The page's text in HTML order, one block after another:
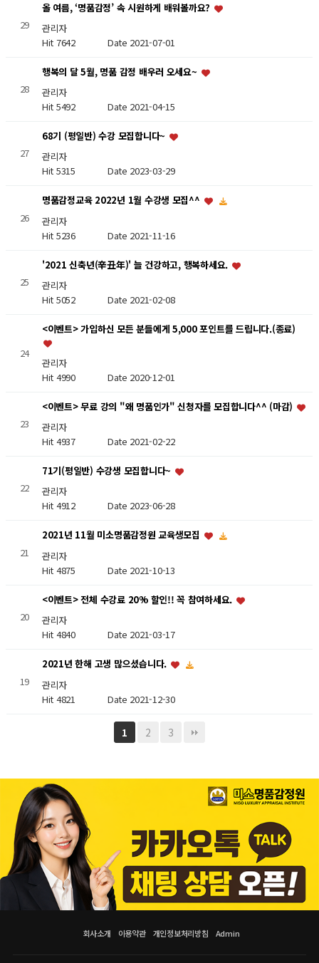
29
올 여름, ‘명품감정’ 속 시원하게 배워볼까요?
관리자
Hit 7642 Date 2021-07-01
28
행복의 달 5월, 명품 감정 배우러 오세요~
관리자
Hit 5492 Date 2021-04-15
27
68기 (평일반) 수강 모집합니다~
관리자
Hit 5315 Date 2023-03-29
26
명품감정교육 2022년 1월 수강생 모집^^
관리자
Hit 5236 Date 2021-11-16
25
'2021 신축년(辛丑年)' 늘 건강하고, 행복하세요.
관리자
Hit 5052 Date 2021-02-08
24
<이벤트> 가입하신 모든 분들에게 5,000 포인트를 드립니다.(종료)
관리자
Hit 4990 Date 2020-12-01
23
<이벤트> 무료 강의 "왜 명품인가" 신청자를 모집합니다^^ (마감)
관리자
Hit 4937 Date 2021-02-22
22
71기(평일반) 수강생 모집합니다~
관리자
Hit 4912 Date 2023-06-28
21
2021년 11월 미소명품감정원 교육생모집
관리자
Hit 4875 Date 2021-10-13
20
<이벤트> 전체 수강료 20% 할인!! 꼭 참여하세요.
관리자
Hit 4840 Date 2021-03-17
19
2021년 한해 고생 많으셨습니다.
관리자
Hit 4821 Date 2021-12-30
1 2 3
회사소개 이용약관 개인정보처리방침 Admin